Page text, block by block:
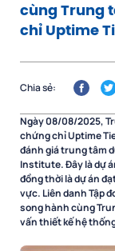
cùng Trung
chỉ Uptime
Chia sẻ:
Ngày 08/08/2025,
chứng chỉ Uptime
đánh giá trung tâm
Institute. Đây là dự
đồng thời là dự án
vực. Liên danh Tập
song hành cùng
vấn thiết kế hệ